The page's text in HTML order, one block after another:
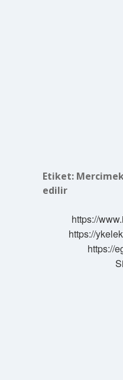
Etiket:
edilir
https://
https://
https://